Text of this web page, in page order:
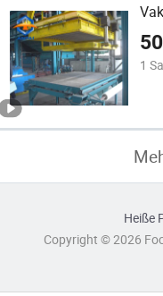
1
Heiße
Copyright © 2026